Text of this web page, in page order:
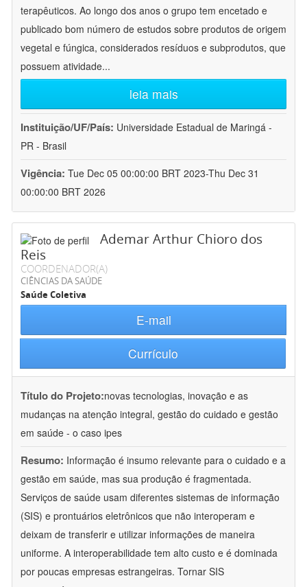
terapêuticos. Ao longo dos anos o grupo tem encetado e
publicado bom número de estudos sobre produtos de origem
vegetal e fúngica, considerados resíduos e subprodutos, que
possuem atividade...
leia mais
Instituição/UF/País: Universidade Estadual de Maringá -
PR - Brasil
Vigência: Tue Dec 05 00:00:00 BRT 2023-Thu Dec 31
00:00:00 BRT 2026
Ademar Arthur Chioro dos
Reis
COORDENADOR(A)
CIÊNCIAS DA SAÚDE
Saúde Coletiva
E-mail
Currículo
Título do Projeto:novas tecnologias, inovação e as
mudanças na atenção integral, gestão do cuidado e gestão
em saúde - o caso ipes
Resumo: Informação é insumo relevante para o cuidado e a
gestão em saúde, mas sua produção é fragmentada.
Serviços de saúde usam diferentes sistemas de informação
(SIS) e prontuários eletrônicos que não interoperam e
deixam de transferir e utilizar informações de maneira
uniforme. A interoperabilidade tem alto custo e é dominada
por poucas empresas estrangeiras. Tornar SIS